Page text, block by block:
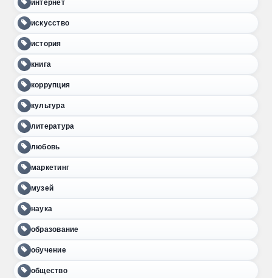
интернет
искусство
история
книга
коррупция
культура
литература
любовь
маркетинг
музей
наука
образование
обучение
общество